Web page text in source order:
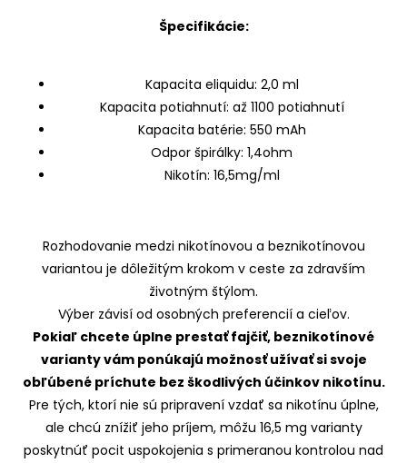
Špecifikácie:
Kapacita eliquidu: 2,0 ml
Kapacita potiahnutí: až 1100 potiahnutí
Kapacita batérie: 550 mAh
Odpor špirálky: 1,4ohm
Nikotín: 16,5mg/ml
Rozhodovanie medzi nikotínovou a beznikotínovou
variantou je dôležitým krokom v ceste za zdravším
životným štýlom.
Výber závisí od osobných preferencií a cieľov.
Pokiaľ chcete úplne prestať fajčiť, beznikotínové
varianty vám ponúkajú možnosť užívať si svoje
obľúbené príchute bez škodlivých účinkov nikotínu.
Pre tých, ktorí nie sú pripravení vzdať sa nikotínu úplne,
ale chcú znížiť jeho príjem, môžu 16,5 mg varianty
poskytnúť pocit uspokojenia s primeranou kontrolou nad